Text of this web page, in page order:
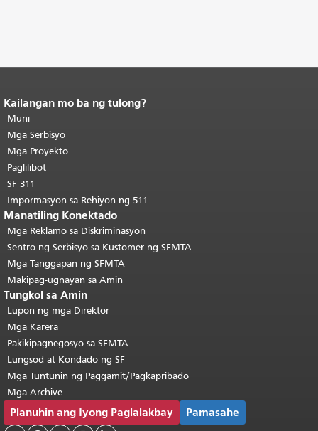
Katapusan ng nilalaman ng
pahina.
pahinang ito ay nauulit sa bawat
pahina.Bumalik sa tuktok ng
pangunahing nilalaman
Kailangan mo ba ng tulong?
Muni
Mga Serbisyo
Mga Proyekto
Paglilibot
SF 311
Impormasyon sa Rehiyon ng 511
Manatiling Konektado
Mga Reklamo sa Diskriminasyon
Sentro ng Serbisyo sa Kustomer ng SFMTA
Mga Tanggapan ng SFMTA
Makipag-ugnayan sa Amin
Tungkol sa Amin
Lupon ng mga Direktor
Mga Karera
Pakikipagnegosyo sa SFMTA
Lungsod at Kondado ng SF
Mga Tuntunin ng Paggamit/Pagkapribado
Mga Archive
Planuhin ang Iyong Paglalakbay Pamasahe